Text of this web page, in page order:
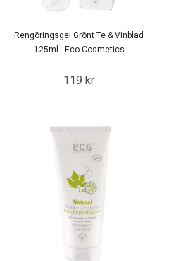
Rengöringsgel Grönt Te & Vinblad
125ml - Eco Cosmetics
119 kr